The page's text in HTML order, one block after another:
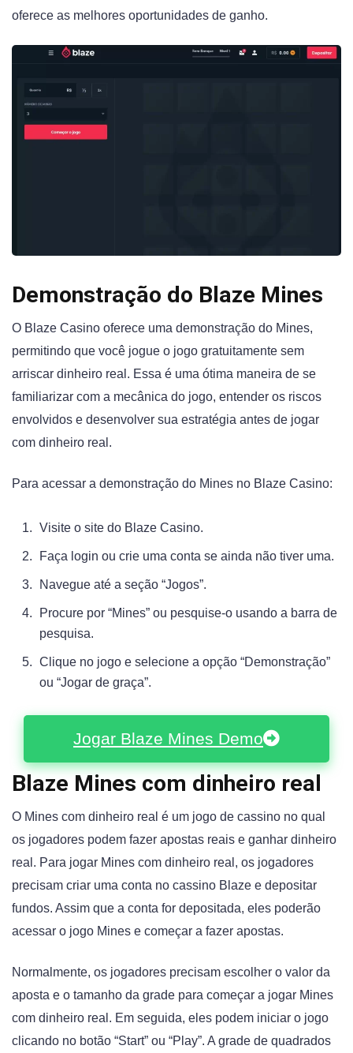
oferece as melhores oportunidades de ganho.
Demonstração do Blaze Mines
O Blaze Casino oferece uma demonstração do Mines,
permitindo que você jogue o jogo gratuitamente sem
arriscar dinheiro real. Essa é uma ótima maneira de se
familiarizar com a mecânica do jogo, entender os riscos
envolvidos e desenvolver sua estratégia antes de jogar
com dinheiro real.
Para acessar a demonstração do Mines no Blaze Casino:
Visite o site do Blaze Casino.
Faça login ou crie uma conta se ainda não tiver uma.
Navegue até a seção “Jogos”.
Procure por “Mines” ou pesquise-o usando a barra de
pesquisa.
Clique no jogo e selecione a opção “Demonstração”
ou “Jogar de graça”.
Jogar Blaze Mines Demo
Blaze Mines com dinheiro real
O Mines com dinheiro real é um jogo de cassino no qual
os jogadores podem fazer apostas reais e ganhar dinheiro
real. Para jogar Mines com dinheiro real, os jogadores
precisam criar uma conta no cassino Blaze e depositar
fundos. Assim que a conta for depositada, eles poderão
acessar o jogo Mines e começar a fazer apostas.
Normalmente, os jogadores precisam escolher o valor da
aposta e o tamanho da grade para começar a jogar Mines
com dinheiro real. Em seguida, eles podem iniciar o jogo
clicando no botão “Start” ou “Play”. A grade de quadrados